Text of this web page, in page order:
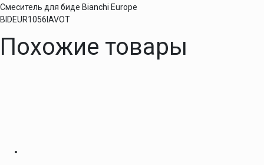
Смеситель для биде Bianchi Europe
BIDEUR1056IAVOT
Похожие товары